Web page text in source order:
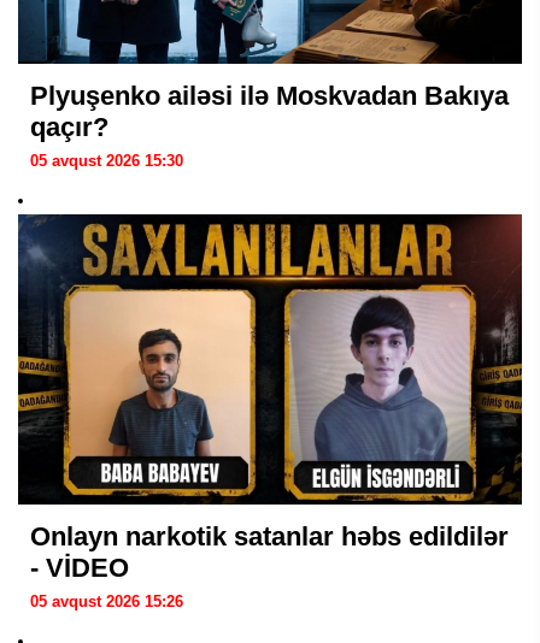
Plyuşenko ailəsi ilə Moskvadan Bakıya
qaçır?
05 avqust 2026 15:30
Onlayn narkotik satanlar həbs edildilər
- VİDEO
05 avqust 2026 15:26